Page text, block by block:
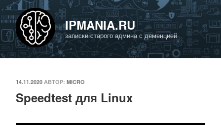
Перейти
к
содержимому
IPMANIA.RU
записки старого админа с деменцией
ОПУБЛИКОВАНО
14.11.2020 АВТОР: MICRO
Speedtest для Linux